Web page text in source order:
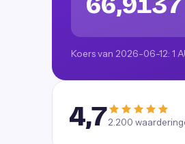
Koers van 2026-06-12: 1
4,72.200